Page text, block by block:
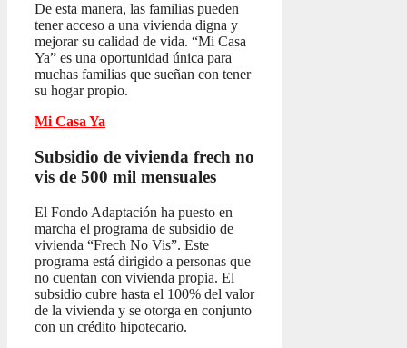
De esta manera, las familias pueden
tener acceso a una vivienda digna y
mejorar su calidad de vida. “Mi Casa
Ya” es una oportunidad única para
muchas familias que sueñan con tener
su hogar propio.
Mi Casa Ya
Subsidio de vivienda frech no
vis de 500 mil mensuales
El Fondo Adaptación ha puesto en
marcha el programa de subsidio de
vivienda “Frech No Vis”. Este
programa está dirigido a personas que
no cuentan con vivienda propia. El
subsidio cubre hasta el 100% del valor
de la vivienda y se otorga en conjunto
con un crédito hipotecario.